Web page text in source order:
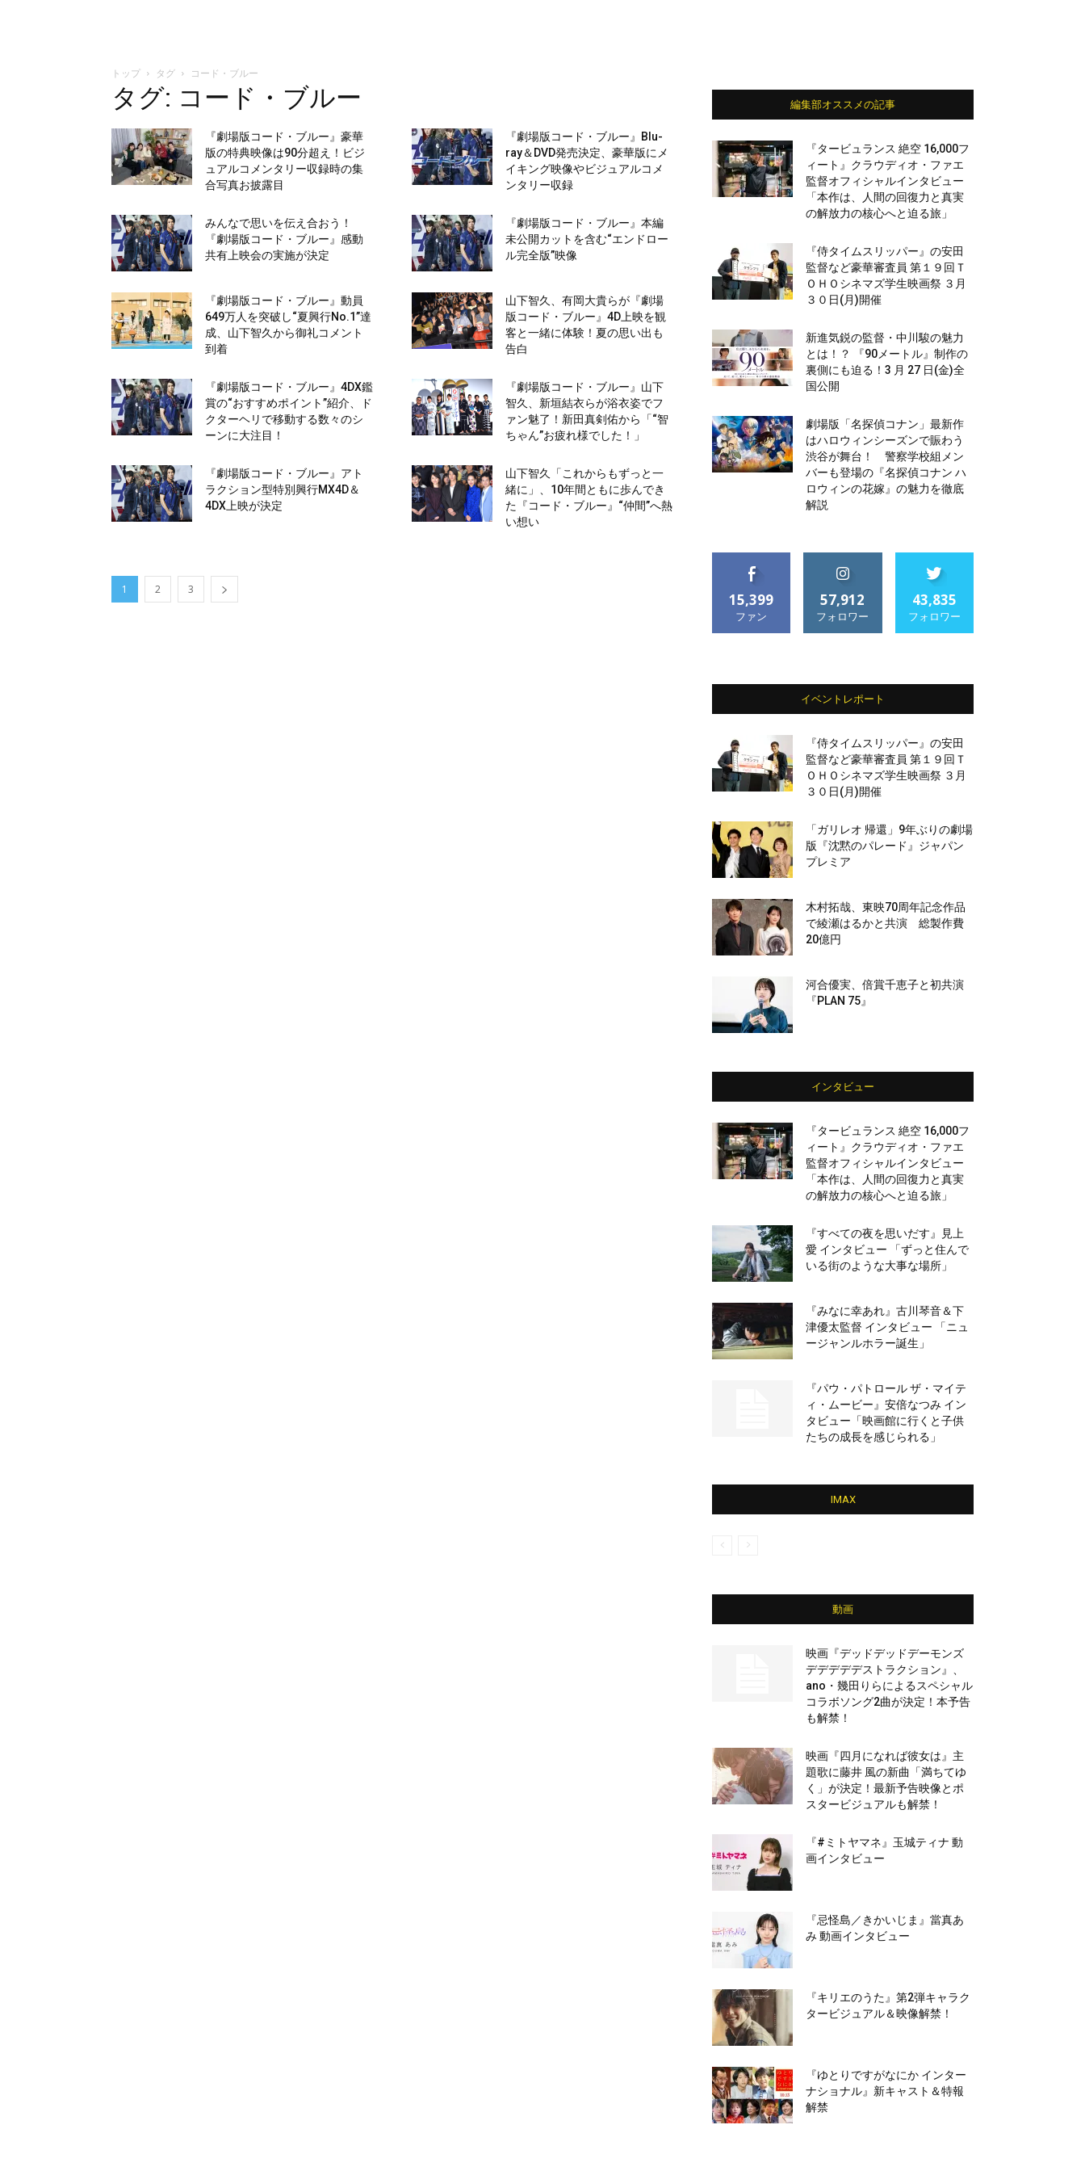
トップ タグ コード・ブルー
タグ: コード・ブルー
『劇場版コード・ブルー』豪華
版の特典映像は90分超え！ビジ
ュアルコメンタリー収録時の集
合写真お披露目
『劇場版コード・ブルー』Blu-
ray＆DVD発売決定、豪華版にメ
イキング映像やビジュアルコメ
ンタリー収録
みんなで思いを伝え合おう！
『劇場版コード・ブルー』感動
共有上映会の実施が決定
『劇場版コード・ブルー』本編
未公開カットを含む“エンドロー
ル完全版”映像
『劇場版コード・ブルー』動員
649万人を突破し“夏興行No.1”達
成、山下智久から御礼コメント
到着
山下智久、有岡大貴らが『劇場
版コード・ブルー』4D上映を観
客と一緒に体験！夏の思い出も
告白
『劇場版コード・ブルー』4DX鑑
賞の“おすすめポイント”紹介、ド
クターヘリで移動する数々のシ
ーンに大注目！
『劇場版コード・ブルー』山下
智久、新垣結衣らが浴衣姿でフ
ァン魅了！新田真剣佑から「“智
ちゃん”お疲れ様でした！」
『劇場版コード・ブルー』アト
ラクション型特別興行MX4D＆
4DX上映が決定
山下智久「これからもずっと一
緒に」、10年間ともに歩んでき
た『コード・ブルー』“仲間”へ熱
い想い
1 2 3
編集部オススメの記事
『タービュランス 絶空 16,000フ
ィート』クラウディオ・ファエ
監督オフィシャルインタビュー
「本作は、人間の回復力と真実
の解放力の核心へと迫る旅」
『侍タイムスリッパー』の安田
監督など豪華審査員 第１９回Ｔ
ＯＨＯシネマズ学生映画祭 ３月
３０日(月)開催
新進気鋭の監督・中川駿の魅力
とは！？ 『90メートル』制作の
裏側にも迫る！3 月 27 日(金)全
国公開
劇場版「名探偵コナン」最新作
はハロウィンシーズンで賑わう
渋谷が舞台！ 警察学校組メン
バーも登場の『名探偵コナン ハ
ロウィンの花嫁』の魅力を徹底
解説
15,399
ファン
57,912
フォロワー
43,835
フォロワー
イベントレポート
『侍タイムスリッパー』の安田
監督など豪華審査員 第１９回Ｔ
ＯＨＯシネマズ学生映画祭 ３月
３０日(月)開催
「ガリレオ 帰還」9年ぶりの劇場
版『沈黙のパレード』ジャパン
プレミア
木村拓哉、東映70周年記念作品
で綾瀬はるかと共演 総製作費
20億円
河合優実、倍賞千恵子と初共演
『PLAN 75』
インタビュー
『タービュランス 絶空 16,000フ
ィート』クラウディオ・ファエ
監督オフィシャルインタビュー
「本作は、人間の回復力と真実
の解放力の核心へと迫る旅」
『すべての夜を思いだす』見上
愛 インタビュー 「ずっと住んで
いる街のような大事な場所」
『みなに幸あれ』古川琴音＆下
津優太監督 インタビュー 「ニュ
ージャンルホラー誕生」
『パウ・パトロール ザ・マイテ
ィ・ムービー』安倍なつみ イン
タビュー「映画館に行くと子供
たちの成長を感じられる」
IMAX
動画
映画『デッドデッドデーモンズ
デデデデデストラクション』、
ano・幾田りらによるスペシャル
コラボソング2曲が決定！本予告
も解禁！
映画『四月になれば彼女は』主
題歌に藤井 風の新曲「満ちてゆ
く」が決定！最新予告映像とポ
スタービジュアルも解禁！
『#ミトヤマネ』玉城ティナ 動
画インタビュー
『忌怪島／きかいじま』當真あ
み 動画インタビュー
『キリエのうた』第2弾キャラク
タービジュアル＆映像解禁！
『ゆとりですがなにか インター
ナショナル』新キャスト＆特報
解禁